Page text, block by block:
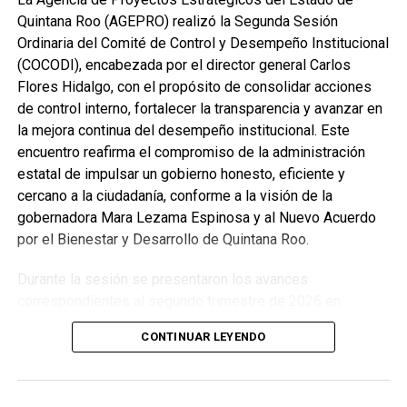
Quintana Roo (AGEPRO) realizó la Segunda Sesión
Ordinaria del Comité de Control y Desempeño Institucional
(COCODI), encabezada por el director general Carlos
Flores Hidalgo, con el propósito de consolidar acciones
de control interno, fortalecer la transparencia y avanzar en
la mejora continua del desempeño institucional. Este
encuentro reafirma el compromiso de la administración
estatal de impulsar un gobierno honesto, eficiente y
cercano a la ciudadanía, conforme a la visión de la
gobernadora Mara Lezama Espinosa y al Nuevo Acuerdo
por el Bienestar y Desarrollo de Quintana Roo.
Durante la sesión se presentaron los avances
materia de administración de riesgos, cumplimiento de
objetivos institucionales, evaluación del Sistema de
CONTINUAR LEYENDO